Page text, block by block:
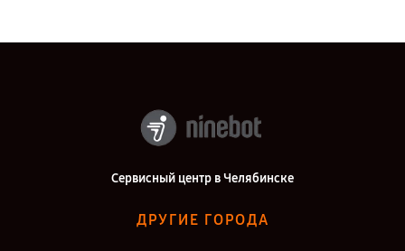
Сервисный центр в Челябинске
ДРУГИЕ ГОРОДА